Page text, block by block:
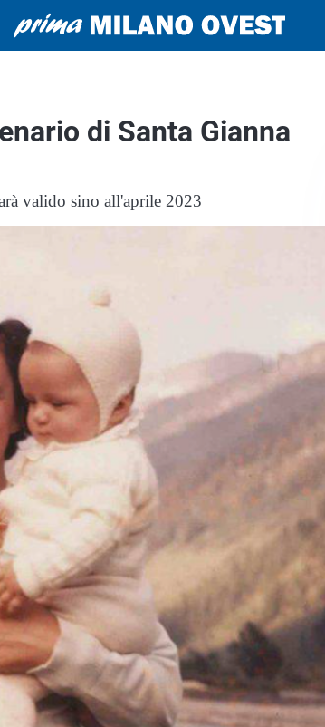
di Santa Gianna
valido sino all'aprile 2023